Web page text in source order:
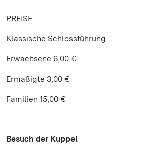
PREISE
Klassische Schlossführung
Erwachsene 6,00 €
Ermäßigte 3,00 €
Familien 15,00 €
Besuch der Kuppel